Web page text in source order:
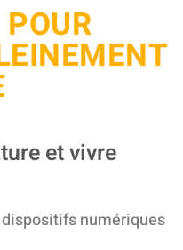
et vivre
numériques